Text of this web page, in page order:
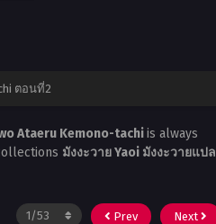
ตอนที่2
Ataeru Kemono-tachiis always
มังงะวาย Yaoi มังงะวายแปล
Prev Next